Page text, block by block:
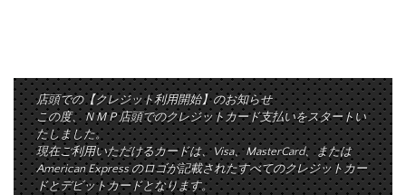
店頭での【クレジット利用開始】のお知らせ
この度、ＮＭＰ店頭でのクレジットカード支払いをスタートい
たしました。
現在ご利用いただけるカードは、Visa、MasterCard、または
American Express のロゴが記載されたすべてのクレジットカー
ドとデビットカードとなります。